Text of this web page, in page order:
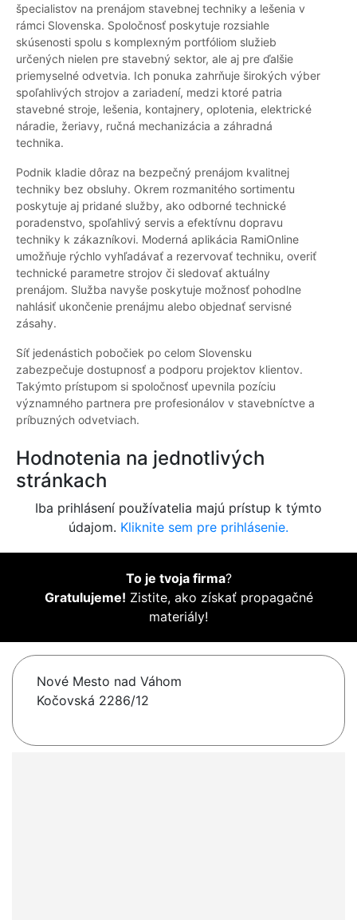
špecialistov na prenájom stavebnej techniky a lešenia v
rámci Slovenska. Spoločnosť poskytuje rozsiahle
skúsenosti spolu s komplexným portfóliom služieb
určených nielen pre stavebný sektor, ale aj pre ďalšie
priemyselné odvetvia. Ich ponuka zahrňuje širokých výber
spoľahlivých strojov a zariadení, medzi ktoré patria
stavebné stroje, lešenia, kontajnery, oplotenia, elektrické
náradie, žeriavy, ručná mechanizácia a záhradná
technika.
Podnik kladie dôraz na bezpečný prenájom kvalitnej
techniky bez obsluhy. Okrem rozmanitého sortimentu
poskytuje aj pridané služby, ako odborné technické
poradenstvo, spoľahlivý servis a efektívnu dopravu
techniky k zákazníkovi. Moderná aplikácia RamiOnline
umožňuje rýchlo vyhľadávať a rezervovať techniku, overiť
technické parametre strojov či sledovať aktuálny
prenájom. Služba navyše poskytuje možnosť pohodlne
nahlásiť ukončenie prenájmu alebo objednať servisné
zásahy.
Síť jedenástich pobočiek po celom Slovensku
zabezpečuje dostupnosť a podporu projektov klientov.
Takýmto prístupom si spoločnosť upevnila pozíciu
významného partnera pre profesionálov v stavebníctve a
príbuzných odvetviach.
Hodnotenia na jednotlivých
stránkach
Iba prihlásení používatelia majú prístup k týmto
údajom. Kliknite sem pre prihlásenie.
To je tvoja firma?
Gratulujeme! Zistite, ako získať propagačné
materiály!
Nové Mesto nad Váhom
Kočovská 2286/12